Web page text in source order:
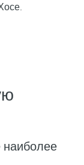
наиболее